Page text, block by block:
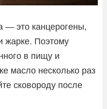
— это канцерогены,
жарке. Поэтому
в пищу и
масло несколько раз
сковороду после